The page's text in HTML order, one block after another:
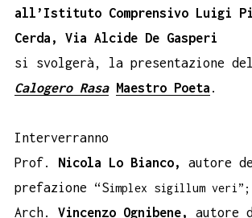
all’Istituto Comprensivo Luigi
Cerda, Via Alcide De Gasperi
si svolgerà, la presentazione
Calogero Rasa Maestro Poeta .
Interverranno
Prof.
Nicola Lo Bianco, autore
prefazione “Simplex sigillum veri”;
Arch. Vincenzo Ognibene, autore